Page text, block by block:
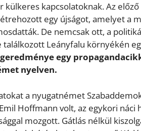
külkeres kapcsolatoknak. Az
egy újságot, amelyet a
De nemcsak ott, a
találkozott Leányfalu környékén
egy
nyelven.
a nyugatnémet
Hoffmann volt, az egykori náci
mozgott. Gátlás nélkül